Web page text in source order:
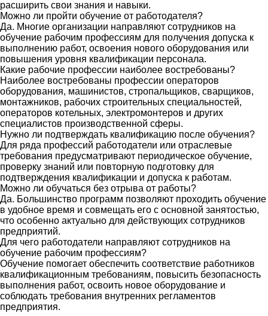
расширить свои знания и навыки.
Можно ли пройти обучение от работодателя?
Да. Многие организации направляют сотрудников на
обучение рабочим профессиям для получения допуска к
выполнению работ, освоения нового оборудования или
повышения уровня квалификации персонала.
Какие рабочие профессии наиболее востребованы?
Наиболее востребованы профессии операторов
оборудования, машинистов, стропальщиков, сварщиков,
монтажников, рабочих строительных специальностей,
операторов котельных, электромонтеров и других
специалистов производственной сферы.
Нужно ли подтверждать квалификацию после обучения?
Для ряда профессий работодатели или отраслевые
требования предусматривают периодическое обучение,
проверку знаний или повторную подготовку для
подтверждения квалификации и допуска к работам.
Можно ли обучаться без отрыва от работы?
Да. Большинство программ позволяют проходить обучение
в удобное время и совмещать его с основной занятостью,
что особенно актуально для действующих сотрудников
предприятий.
Для чего работодатели направляют сотрудников на
обучение рабочим профессиям?
Обучение помогает обеспечить соответствие работников
квалификационным требованиям, повысить безопасность
выполнения работ, освоить новое оборудование и
соблюдать требования внутренних регламентов
предприятия.